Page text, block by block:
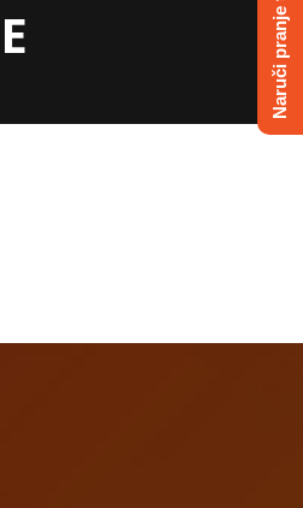
Naruči pranje tepiha